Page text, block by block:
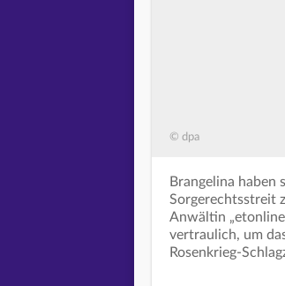
© dpa
Brangelina haben
Sorgerechtsstreit
Anwältin
vertraulich, um
Rosenkrieg-